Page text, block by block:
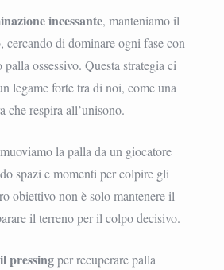
incessante, manteniamo il
di dominare ogni fase con
palla ossessivo. Questa strategia ci
legame forte tra di noi, come una
che respira all’unisono.
la palla da un giocatore
spazi e momenti per colpire gli
obiettivo non è solo mantenere il
il terreno per il colpo decisivo.
pressingper recuperare palla